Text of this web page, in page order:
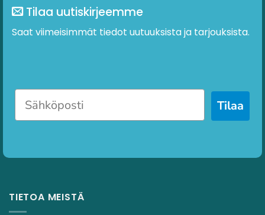
Tilaa uutiskirjeemme
Saat viimeisimmät tiedot uutuuksista ja tarjouksista.
Tilaa
TIETOA MEISTÄ